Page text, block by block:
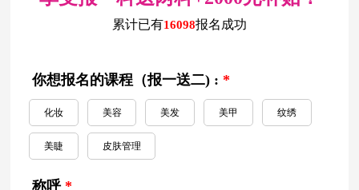
累计已有16098报名成功
你想报名的课程（报一送二) : *
化妆 美容 美发 美甲 纹绣
美睫 皮肤管理
称呼 *